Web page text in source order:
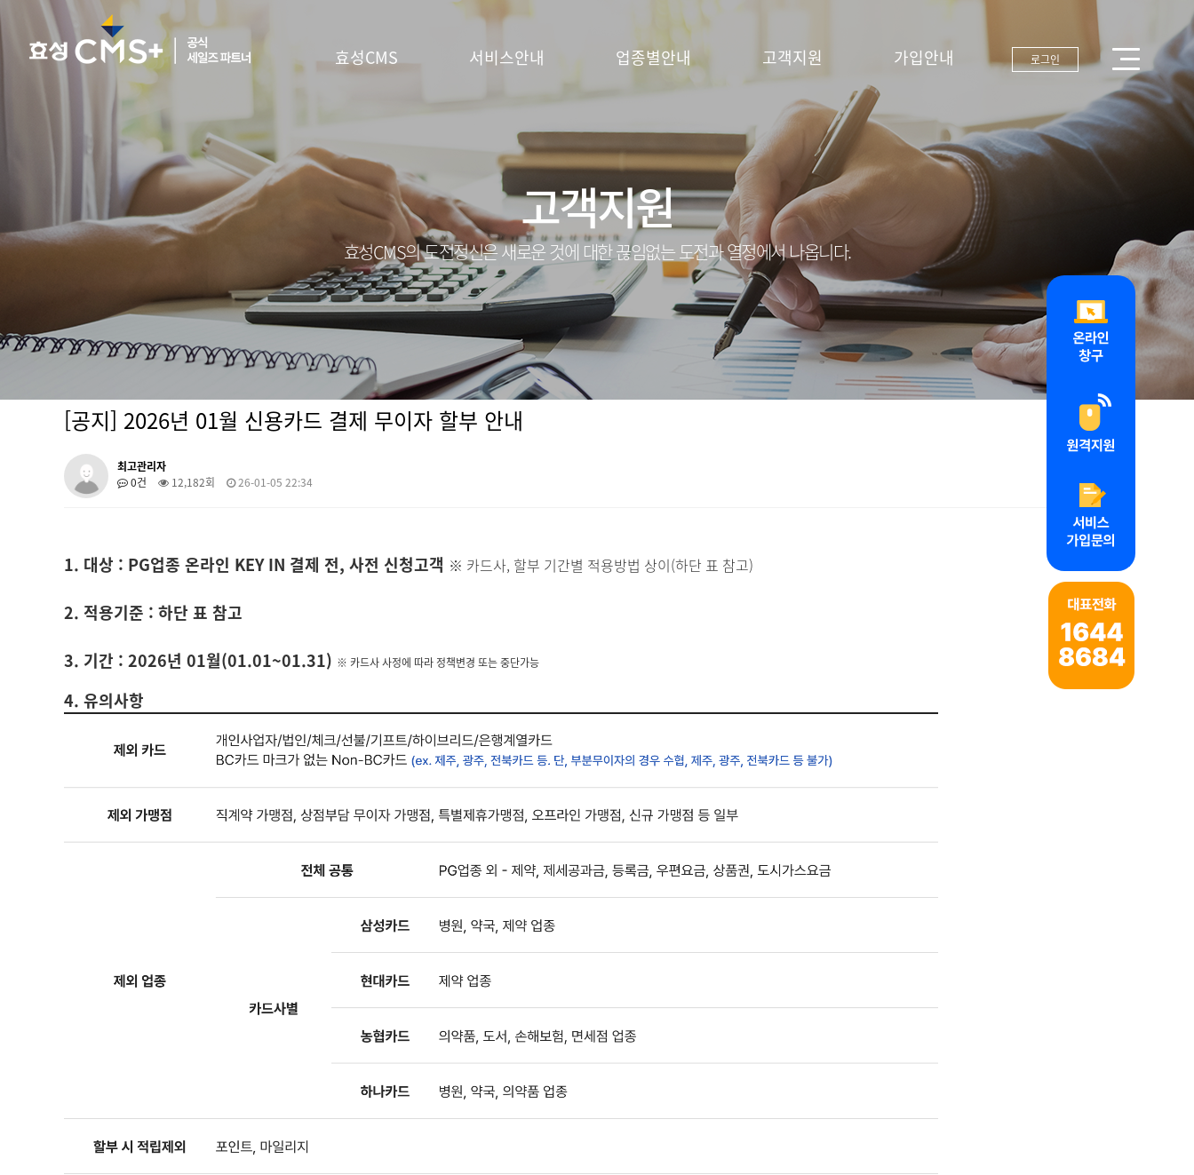
효성CMS 서비스안내 업종별안내 고객지원 가입안내 로그인
고객지원
효성CMS의 도전정신은 새로운 것에 대한 끊임없는 도전과 열정에서 나옵니다.
[공지] 2026년 01월 신용카드 결제 무이자 할부 안내
최고관리자
0건
12,182회 26-01-05 22:34
1. 대상 : PG업종 온라인 KEY IN 결제 전, 사전 신청고객 ※ 카드사, 할부 기간별 적용방법 상이(하단 표 참고)
2. 적용기준 : 하단 표 참고
3. 기간 : 2026년 01월(01.01~01.31) ※ 카드사 사정에 따라 정책변경 또는 중단가능
4. 유의사항